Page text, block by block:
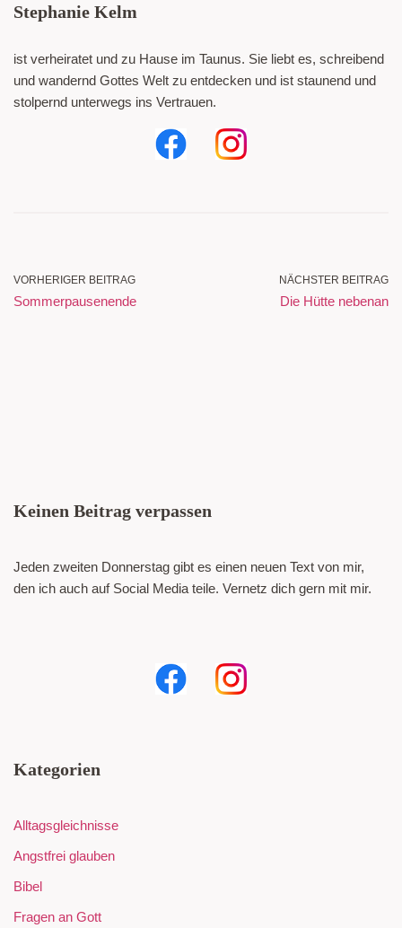
Stephanie Kelm
ist verheiratet und zu Hause im Taunus. Sie liebt es, schreibend
und wandernd Gottes Welt zu entdecken und ist staunend und
stolpernd unterwegs ins Vertrauen.
VORHERIGER BEITRAG
Sommerpausenende
NÄCHSTER BEITRAG
Die Hütte nebenan
Keinen Beitrag verpassen
Jeden zweiten Donnerstag gibt es einen neuen Text von mir,
den ich auch auf Social Media teile. Vernetz dich gern mit mir.
Kategorien
Alltagsgleichnisse
Angstfrei glauben
Bibel
Fragen an Gott